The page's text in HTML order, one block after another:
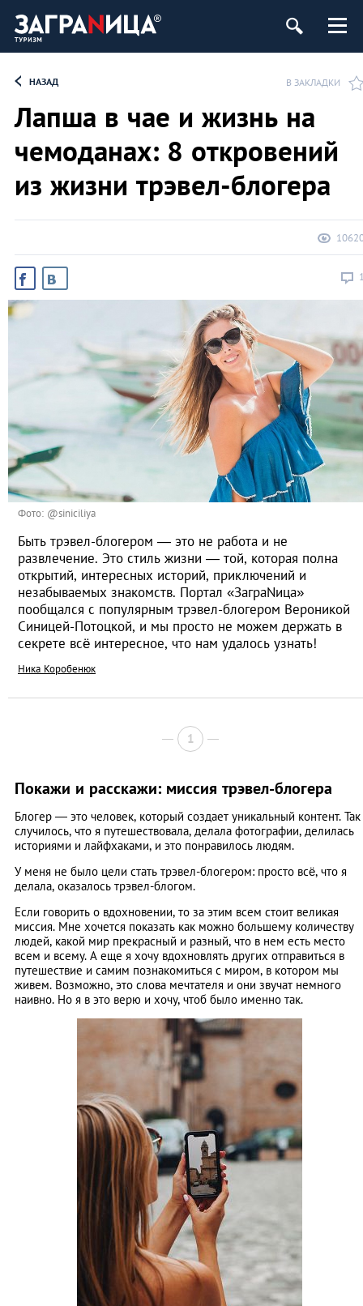
НАЗАД В ЗАКЛАДКИ
Лапша в чае и жизнь на
чемоданах: 8 откровений
из жизни трэвел-блогера
Фото: @siniciliya
Быть трэвел-блогером ― это не работа и не
развлечение. Это стиль жизни ― той, которая полна
открытий, интересных историй, приключений и
незабываемых знакомств. Портал «ЗаграNица»
пообщался с популярным трэвел-блогером Вероникой
Синицей-Потоцкой, и мы просто не можем держать в
секрете всё интересное, что нам удалось узнать!
Ника Коробенюк
1
Покажи и расскажи: миссия трэвел-блогера
Блогер ― это человек, который создает уникальный контент. Так
случилось, что я путешествовала, делала фотографии, делилась
историями и лайфхаками, и это понравилось людям.
У меня не было цели стать трэвел-блогером: просто всё, что я
делала, оказалось трэвел-блогом.
Если говорить о вдохновении, то за этим всем стоит великая
миссия. Мне хочется показать как можно большему количеству
людей, какой мир прекрасный и разный, что в нем есть место
всем и всему. А еще я хочу вдохновлять других отправиться в
путешествие и самим познакомиться с миром, в котором мы
живем. Возможно, это слова мечтателя и они звучат немного
наивно. Но я в это верю и хочу, чтоб было именно так.